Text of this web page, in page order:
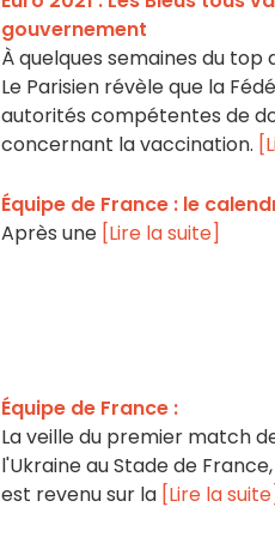
gouvernement
À quelques semaines du top
Le Parisien révèle que la
autorités compétentes de
concernant la vaccination.
Équipe de France : le
Après une [Lire la suite]
Équipe de France :
La veille du premier match
l'Ukraine au Stade de
est revenu sur la [Lire la suite]